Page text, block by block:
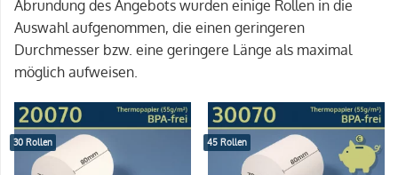
Abrundung des Angebots wurden einige Rollen in die
Auswahl aufgenommen, die einen geringeren
Durchmesser bzw. eine geringere Länge als maximal
möglich aufweisen.
30 Rollen 45 Rollen